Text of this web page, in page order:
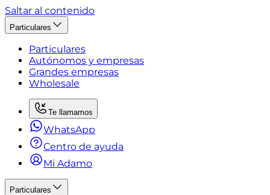
Saltar al contenido
Particulares
Particulares
Autónomos y empresas
Grandes empresas
Wholesale
Te llamamos
WhatsApp
Centro de ayuda
Mi Adamo
Particulares